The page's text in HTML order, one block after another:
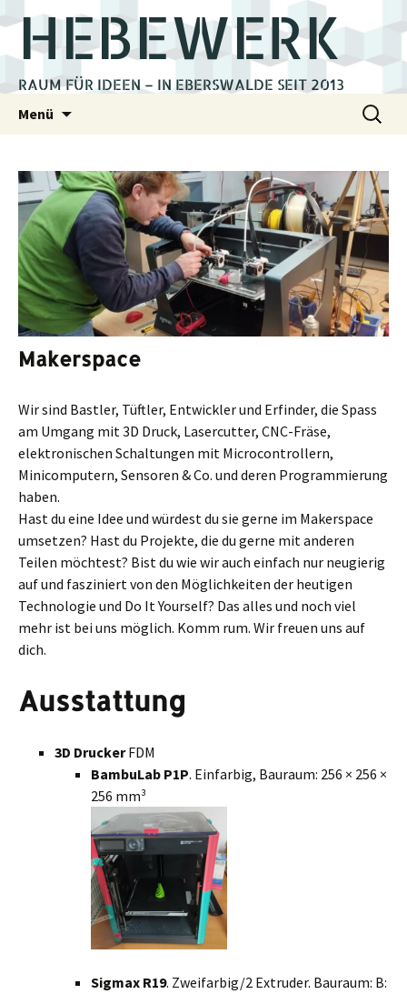
HEBEWERK
RAUM FÜR IDEEN – IN EBERSWALDE SEIT 2013
Menü
Suchen
nach:
Makerspace
Wir sind Bastler, Tüftler, Entwickler und Erfinder, die Spass
am Umgang mit 3D Druck, Lasercutter, CNC-Fräse,
elektronischen Schaltungen mit Microcontrollern,
Minicomputern, Sensoren & Co. und deren Programmierung
haben.
Hast du eine Idee und würdest du sie gerne im Makerspace
umsetzen? Hast du Projekte, die du gerne mit anderen
Teilen möchtest? Bist du wie wir auch einfach nur neugierig
auf und fasziniert von den Möglichkeiten der heutigen
Technologie und Do It Yourself? Das alles und noch viel
mehr ist bei uns möglich. Komm rum. Wir freuen uns auf
dich.
Ausstattung
3D DruckerFDM
BambuLab P1P. Einfarbig, Bauraum: 256 × 256 ×
256 mm³
Sigmax R19. Zweifarbig/2 Extruder. Bauraum: B: